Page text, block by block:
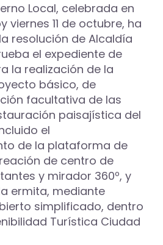
Local, celebrada en
viernes 11 de octubre, ha
resolución de Alcaldía
el expediente de
la realización de la
básico, de
facultativa de las
paisajística del
el
de la plataforma de
de centro de
y mirador 360º, y
ermita, mediante
simplificado, dentro
Turística Ciudad